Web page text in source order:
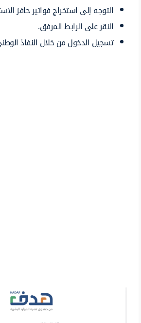
التوجه إلى استخراج فواتير حافز
النقر على الرابط المرفق.
تسجيل الدخول من خلال النفاذ